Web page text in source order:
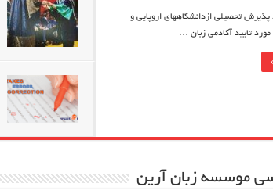
تحصیلی ازدانشگاههای اروپایی و
مورد تایید آکادمی زبان …
موسسه زبان آرین